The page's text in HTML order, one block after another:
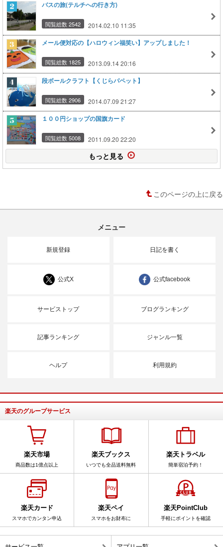
バスの旅(テルチへの行き方)
閲覧総数 2542 2014.02.10 11:35
メール便対応の【ハロウィン福笑い】アップしました！
閲覧総数 1825 2013.09.14 20:16
段ボールクラフト【くじらパペット】
閲覧総数 2906 2014.07.09 21:27
１００円ショップの国旗カード
閲覧総数 5008 2011.09.20 22:20
もっと見る
このページの上に戻る
メニュー
新規登録 日記を書く
公式X 公式facebook
サービストップ ブログランキング
記事ランキング ジャンル一覧
ヘルプ 利用規約
楽天のグループサービス
楽天市場
商品数は1億点以上
楽天ブックス
いつでも全品送料無料
楽天トラベル
簡単宿泊予約！
楽天カード
スマホでカンタン申込
楽天ペイ
スマホをお財布に
楽天PointClub
手軽にポイントを確認